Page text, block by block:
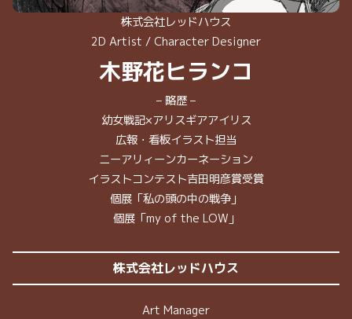
株式会社レッドハウス
2D Artist / Character Designer
木野花ヒランコ
– 略歴 –
幼女戦記×アリスギアアイリス
広報・看板イラスト担当
ニーアリィーンカーネーション
イラストコンテスト吉田明彦賞受賞
個展「私の頭の中の戦争」
個展「my of the LOW」
株式会社レッドハウス
Art Manager